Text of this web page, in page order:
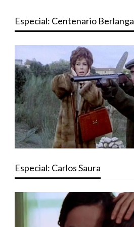
Especial: Centenario Berlanga
Especial: Carlos Saura